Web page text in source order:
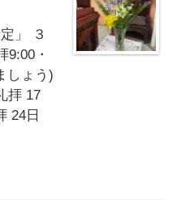
」 ３
・
しょう)
拝 17
24日